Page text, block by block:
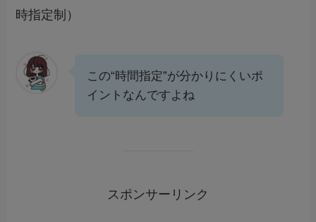
時指定制）
この“時間指定”が分かりにくいポ
イントなんですよね
スポンサーリンク